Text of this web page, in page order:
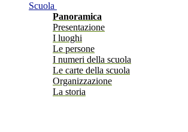
Scuola
Panoramica
Presentazione
I luoghi
Le persone
I numeri della scuola
Le carte della scuola
Organizzazione
La storia